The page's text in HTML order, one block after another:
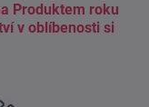
Produktem roku
v oblíbenosti si